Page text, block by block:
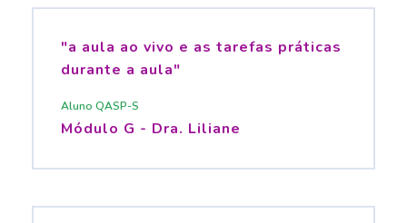
"a aula ao vivo e as tarefas práticas
durante a aula"
Aluno QASP-S
Módulo G - Dra. Liliane